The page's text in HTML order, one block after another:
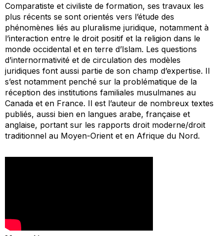
Comparatiste et civiliste de formation, ses travaux les
plus récents se sont orientés vers l’étude des
phénomènes liés au pluralisme juridique, notamment à
l’interaction entre le droit positif et la religion dans le
monde occidental et en terre d’Islam. Les questions
d’internormativité et de circulation des modèles
juridiques font aussi partie de son champ d’expertise. Il
s’est notamment penché sur la problématique de la
réception des institutions familiales musulmanes au
Canada et en France. Il est l’auteur de nombreux textes
publiés, aussi bien en langues arabe, française et
anglaise, portant sur les rapports droit moderne/droit
traditionnel au Moyen-Orient et en Afrique du Nord.